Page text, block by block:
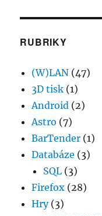
RUBRIKY
(W)LAN (47)
3D tisk (1)
Android (2)
Astro (7)
BarTender (1)
Databáze (3)
SQL (3)
Firefox (28)
Hry(3)